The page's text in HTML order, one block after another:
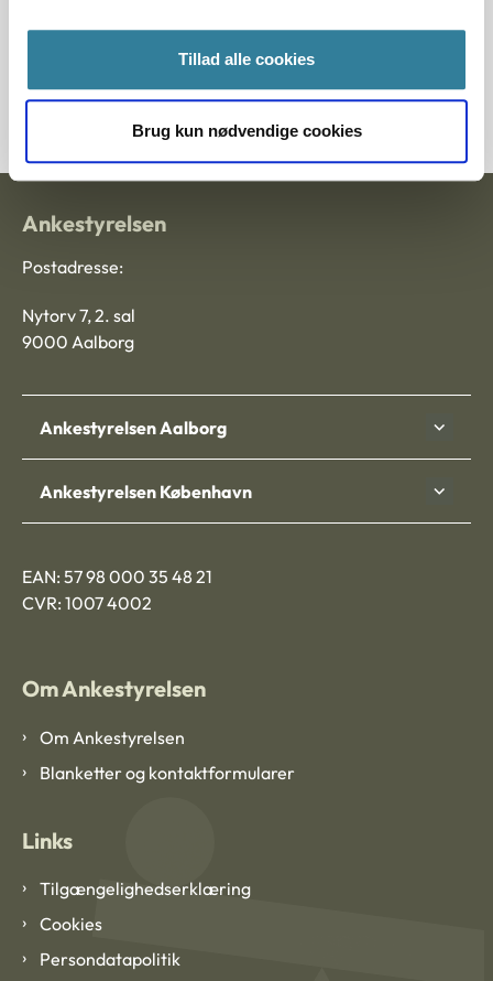
Tillad alle cookies
Brug kun nødvendige cookies
3700013-07
Ankestyrelsen
Postadresse:
Nytorv 7, 2. sal
9000 Aalborg
Ankestyrelsen Aalborg
Ankestyrelsen København
EAN: 57 98 000 35 48 21
CVR: 1007 4002
Om Ankestyrelsen
Om Ankestyrelsen
Blanketter og kontaktformularer
Links
Tilgængelighedserklæring
Cookies
Persondatapolitik